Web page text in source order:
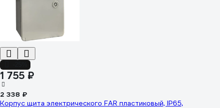
1 755 ₽
2 338 ₽
Корпус щита электрического FAR пластиковый, IP65,